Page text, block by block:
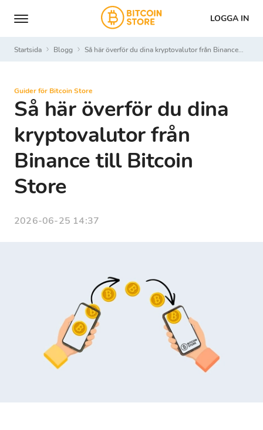
LOGGA IN
Startsida Blogg Så här överför du dina kryptovalutor från Binance till Bitcoin Store
Guider för Bitcoin Store
Så här överför du dina
kryptovalutor från
Binance till Bitcoin
Store
2026-06-25 14:37